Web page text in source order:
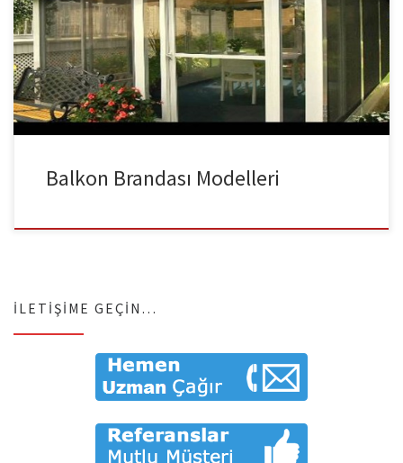
Balkon Branda Modelleri ve fiyatları konusunda oldukça uygun fiyat
avantajı Marmara branda sistemlerinde. Balkon Brandası
balkonlarınızı yağmur esnasında sudan korurken gölge imkanı da
[…]
Balkon Brandası Modelleri
İLETIŞIME GEÇIN…